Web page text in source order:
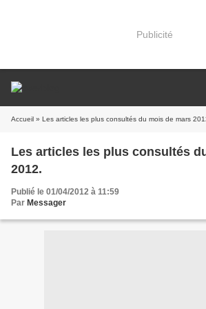
Publicité
Accueil » Les articles les plus consultés du mois de mars
Les articles les plus consultés
2012.
Publié le 01/04/2012 à 11:59
Par Messager